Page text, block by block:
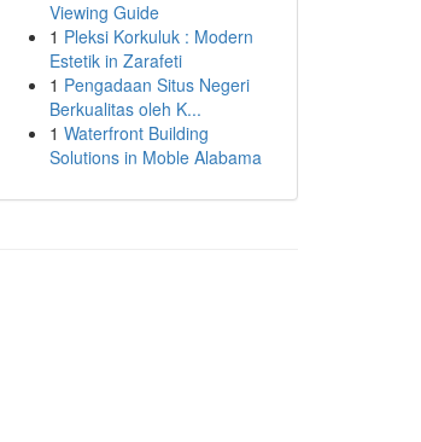
Viewing Guide
1 Pleksi Korkuluk : Modern
Estetik in Zarafeti
1 Pengadaan Situs Negeri
Berkualitas oleh K...
1 Waterfront Building
Solutions in Moble Alabama